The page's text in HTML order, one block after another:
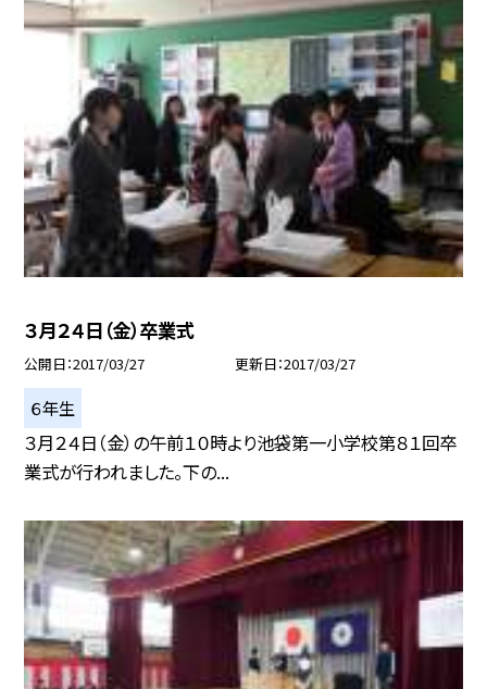
３月２４日（金）卒業式
公開日 2017/03/27 更新日 2017/03/27
６年生
３月２４日（金）の午前１０時より池袋第一小学校第８１回卒
業式が行われました。下の...